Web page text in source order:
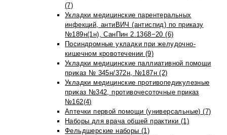
(7)
Укладки медицинские парентеральных
инфекций, антиВИЧ (антиспид) по приказу
№189н(1н), СанПин 2.1368−20 (6)
Посиндромные укладки при желудочно-
кишечном кровотечении (9)
Укладки медицинские паллиативной помощи
приказ № 345н/372н, №187н (2)
Укладки медицинские противопедикулезные
приказ №342, противочесоточные приказ
№162(4)
Аптечки первой помощи (универсальные) (7)
Наборы для врача общей практики (1)
Фельдшерские наборы (1)